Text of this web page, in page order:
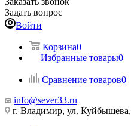
Задать вопрос
Войти
Корзина0
Избранные товары0
Сравнение товаров0
info@sever33.ru
г. Владимир, ул.